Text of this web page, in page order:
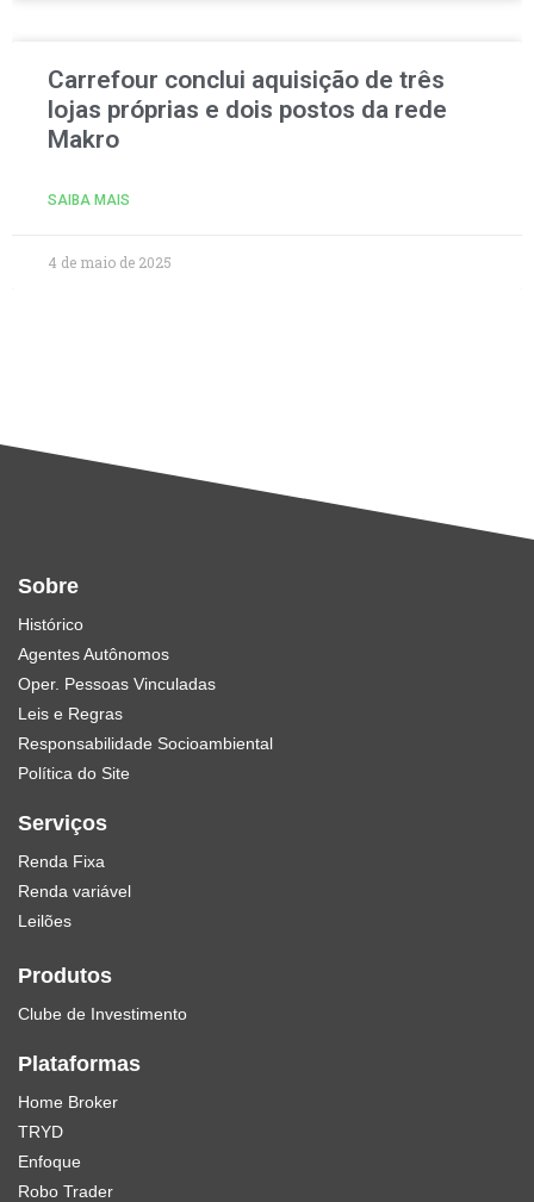
Carrefour conclui aquisição de três
lojas próprias e dois postos da rede
Makro
SAIBA MAIS
4 de maio de 2025
Sobre
Histórico
Agentes Autônomos
Oper. Pessoas Vinculadas
Leis e Regras
Responsabilidade Socioambiental
Política do Site
Serviços
Renda Fixa
Renda variável
Leilões
Produtos
Clube de Investimento
Plataformas
Home Broker
TRYD
Enfoque
Robo Trader